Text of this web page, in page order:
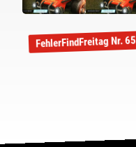
FehlerFindFreitag Nr. 65